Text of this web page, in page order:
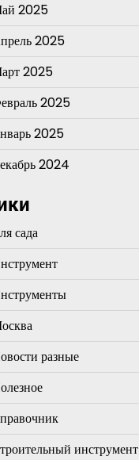
2025
2025
2025
2025
2025
2024
сада
разные
инструмент